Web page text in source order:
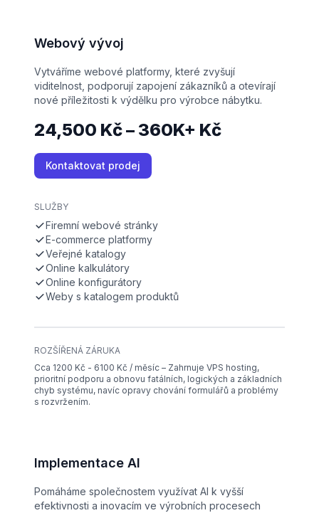
Webový vývoj
Vytváříme webové platformy, které zvyšují
viditelnost, podporují zapojení zákazníků a otevírají
nové příležitosti k výdělku pro výrobce nábytku.
24,500 Kč – 360K+ Kč
Kontaktovat prodej
SLUŽBY
Firemní webové stránky
E-commerce platformy
Veřejné katalogy
Online kalkulátory
Online konfigurátory
Weby s katalogem produktů
ROZŠÍŘENÁ ZÁRUKA
Cca 1200 Kč - 6100 Kč / měsíc – Zahrnuje VPS hosting,
prioritní podporu a obnovu fatálních, logických a základních
chyb systému, navíc opravy chování formulářů a problémy
s rozvržením.
Implementace AI
Pomáháme společnostem využívat AI k vyšší
efektivnosti a inovacím ve výrobních procesech